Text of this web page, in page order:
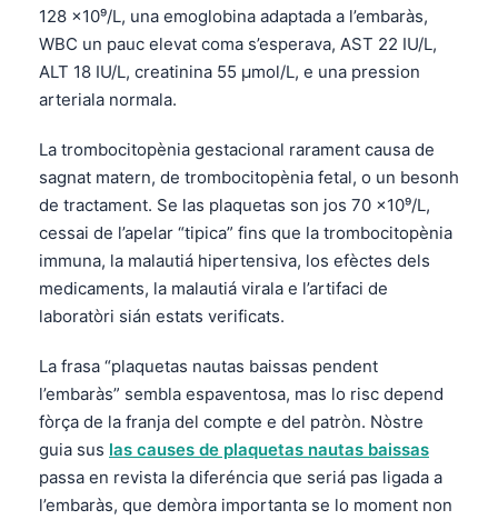
128 ×10⁹/L, una emoglobina adaptada a l’embaràs,
WBC un pauc elevat coma s’esperava, AST 22 IU/L,
ALT 18 IU/L, creatinina 55 µmol/L, e una pression
arteriala normala.
La trombocitopènia gestacional rarament causa de
sagnat matern, de trombocitopènia fetal, o un besonh
de tractament. Se las plaquetas son jos 70 ×10⁹/L,
cessai de l’apelar “tipica” fins que la trombocitopènia
immuna, la malautiá hipertensiva, los efèctes dels
medicaments, la malautiá virala e l’artifaci de
laboratòri sián estats verificats.
La frasa “plaquetas nautas baissas pendent
l’embaràs” sembla espaventosa, mas lo risc depend
fòrça de la franja del compte e del patròn. Nòstre
guia sus las causes de plaquetas nautas baissas
passa en revista la diferéncia que seriá pas ligada a
l’embaràs, que demòra importanta se lo moment non